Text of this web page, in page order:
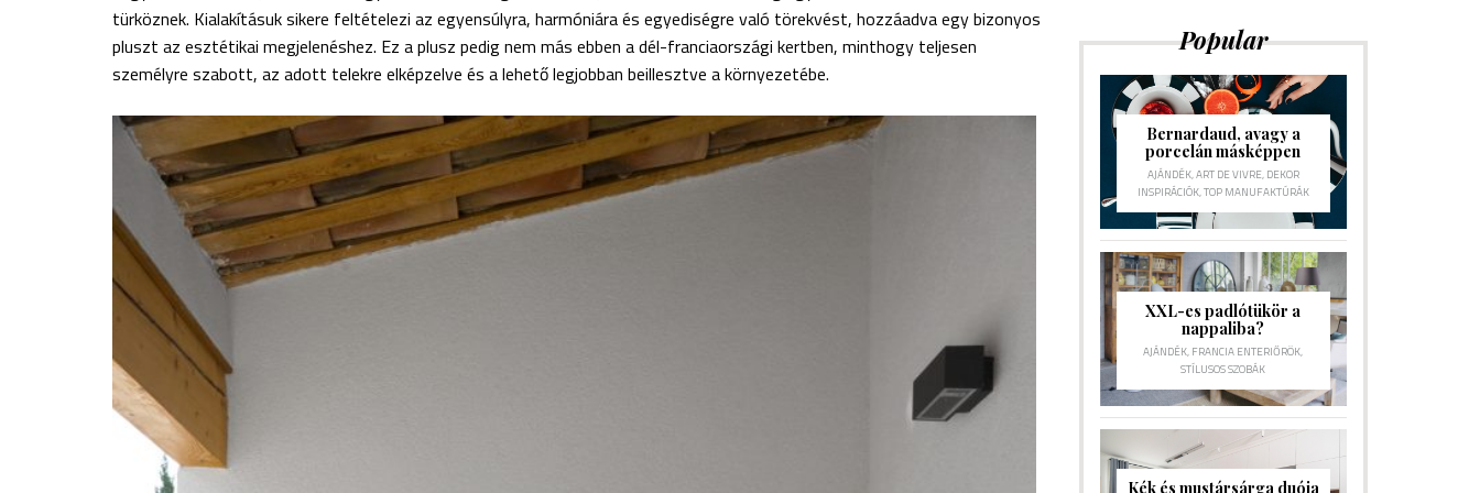
türköznek. Kialakításuk sikere feltételezi az egyensúlyra, harmóniára és egyediségre való törekvést, hozzáadva egy bizonyos
pluszt az esztétikai megjelenéshez. Ez a plusz pedig nem más ebben a dél-franciaországi kertben, minthogy teljesen
személyre szabott, az adott telekre elképzelve és a lehető legjobban beillesztve a környezetébe.
Popular
Bernardaud, avagy a
porcelán másképpen
AJÁNDÉK,ART DE VIVRE, DEKOR
INSPIRÁCIÓK,TOP MANUFAKTÚRÁK
XXL-es padlótükör a
nappaliba?
AJÁNDÉK, FRANCIA ENTERIŐRÖK,
STÍLUSOS SZOBÁK
Kék és mustársárga duója